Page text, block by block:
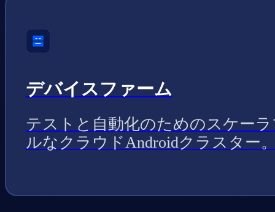
デバイスファーム
テストと自動化のためのスケー
ルなクラウドAndroidクラスター